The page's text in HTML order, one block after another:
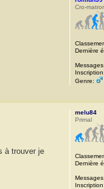
Cro-
Dernière
Messages:
Inscription:
Genre:
à trouver je
melu84
Primal
Dernière
Messages:
Inscription: